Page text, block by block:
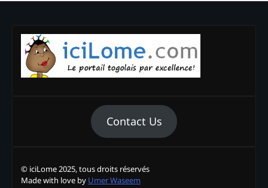
Contact Us
© iciLome 2025, tous droits réservés
Made with love by Umer Waseem